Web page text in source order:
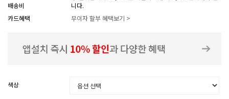
배송비
니다.
카드혜택
무이자 할부 혜택보기 >
색상